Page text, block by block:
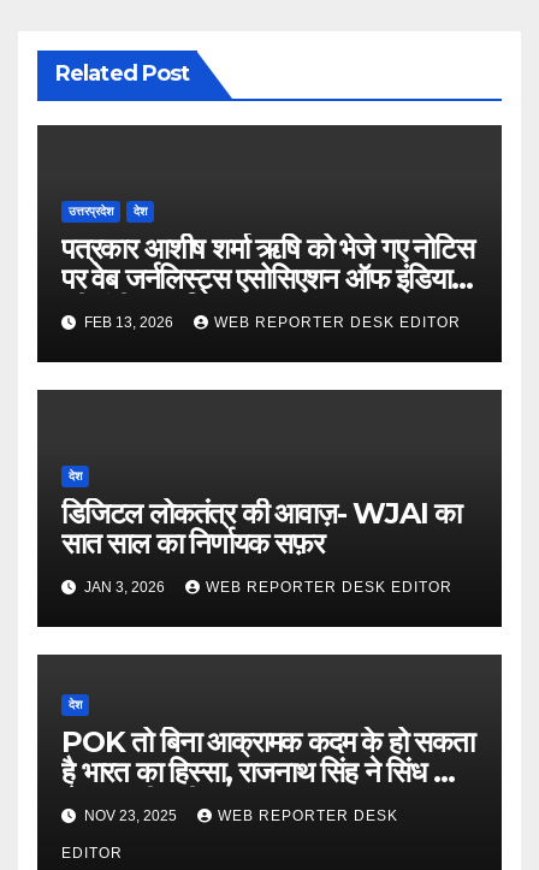
Related Post
उत्तरप्रदेश देश
पत्रकार आशीष शर्मा ऋषि को भेजे गए नोटिस
पर वेब जर्नलिस्ट्स एसोसिएशन ऑफ इंडिया
की गंभीर आपत्ति
FEB 13, 2026 WEB REPORTER DESK EDITOR
देश
डिजिटल लोकतंत्र की आवाज़- WJAI का
सात साल का निर्णायक सफ़र
JAN 3, 2026 WEB REPORTER DESK EDITOR
देश
POK तो बिना आक्रामक कदम के हो सकता
है भारत का हिस्सा, राजनाथ सिंह ने सिंध को
लेकर कही बड़ी बात…
NOV 23, 2025 WEB REPORTER DESK
EDITOR